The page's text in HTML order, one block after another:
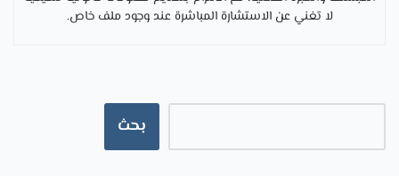
لا تغني عن الاستشارة المباشرة عند وجود ملف خاص.
بحث